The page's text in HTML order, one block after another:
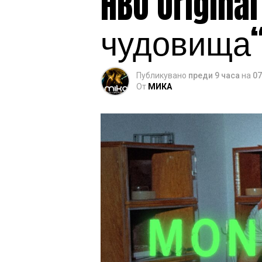
Публикувано преди 9 часа на
От МИКА